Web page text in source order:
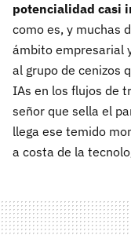
potencialidad casi
como es, y muchas
ámbito empresarial
al grupo de cenizos
IAs en los flujos de
señor que sella el
llega ese temido
a costa de la